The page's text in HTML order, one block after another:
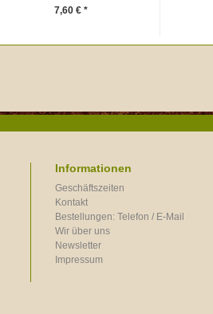
7,60 € *
Informationen
Geschäftszeiten
Kontakt
Bestellungen: Telefon / E-Mail
Wir über uns
Newsletter
Impressum